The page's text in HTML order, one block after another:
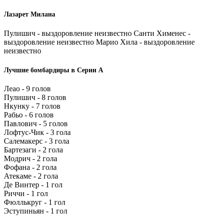
Лазарет Милана
Пулишич - выздоровление неизвестно Санти Хименес -
выздоровление неизвестно Марио Хила - выздоровление
неизвестно
Лучшие бомбардиры в Серии А
Леао - 9 голов
Пулишич - 8 голов
Нкунку - 7 голов
Рабьо - 6 голов
Павлович - 5 голов
Лофтус-Чик - 3 гола
Салемакерс - 3 гола
Бартезаги - 2 гола
Модрич - 2 гола
Фофана - 2 гола
Атекаме - 2 гола
Де Винтер - 1 гол
Риччи - 1 гол
Фюллькруг - 1 гол
Эступиньян - 1 гол